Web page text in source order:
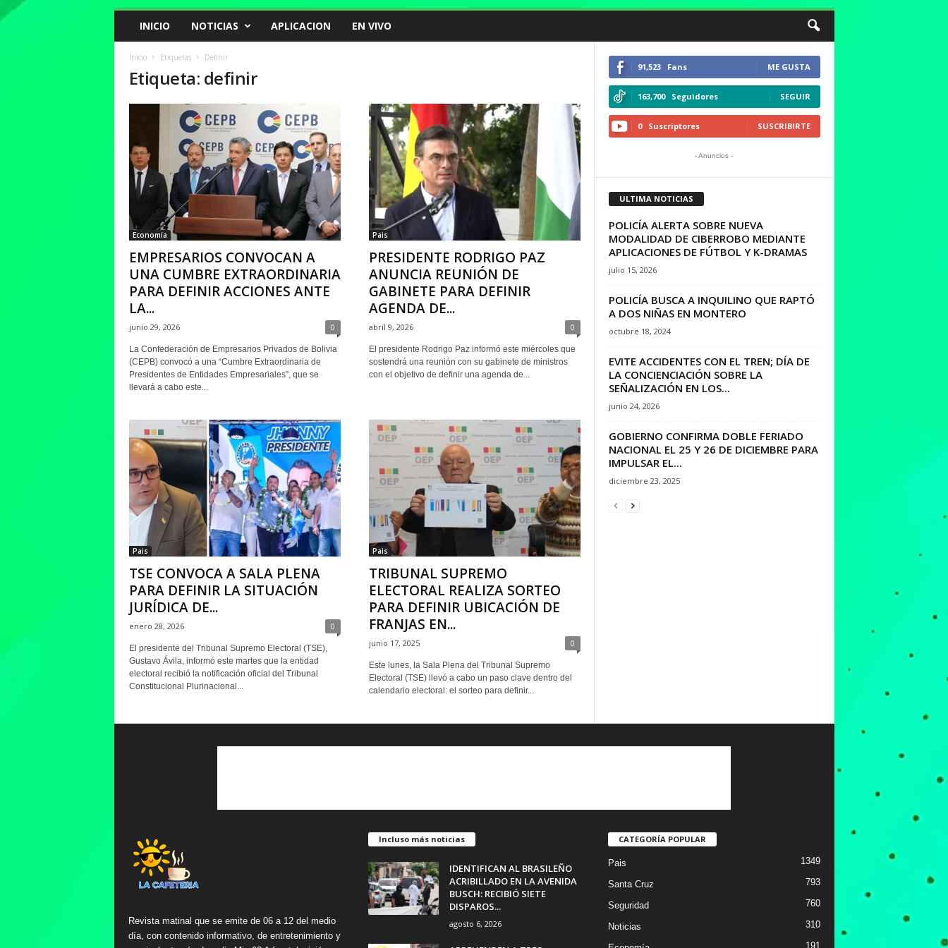
INICIO NOTICIAS APLICACION EN VIVO
Inicio Etiquetas Definir
Etiqueta: definir
Economía
EMPRESARIOS CONVOCAN A
UNA CUMBRE EXTRAORDINARIA
PARA DEFINIR ACCIONES ANTE
LA...
junio 29, 2026 0
La Confederación de Empresarios Privados de Bolivia
(CEPB) convocó a una “Cumbre Extraordinaria de
Presidentes de Entidades Empresariales”, que se
llevará a cabo este...
Pais
PRESIDENTE RODRIGO PAZ
ANUNCIA REUNIÓN DE
GABINETE PARA DEFINIR
AGENDA DE...
abril 9, 2026 0
El presidente Rodrigo Paz informó este miércoles que
sostendrá una reunión con su gabinete de ministros
con el objetivo de definir una agenda de...
Pais
TSE CONVOCA A SALA PLENA
PARA DEFINIR LA SITUACIÓN
JURÍDICA DE...
enero 28, 2026 0
El presidente del Tribunal Supremo Electoral (TSE),
Gustavo Ávila, informó este martes que la entidad
electoral recibió la notificación oficial del Tribunal
Constitucional Plurinacional...
Pais
TRIBUNAL SUPREMO
ELECTORAL REALIZA SORTEO
PARA DEFINIR UBICACIÓN DE
FRANJAS EN...
junio 17, 2025 0
Este lunes, la Sala Plena del Tribunal Supremo
Electoral (TSE) llevó a cabo un paso clave dentro del
calendario electoral: el sorteo para definir...
91,523 Fans ME GUSTA
163,700 Seguidores SEGUIR
0 Suscriptores SUSCRIBIRTE
- Anuncios -
ULTIMA NOTICIAS
POLICÍA ALERTA SOBRE NUEVA
MODALIDAD DE CIBERROBO MEDIANTE
APLICACIONES DE FÚTBOL Y K-DRAMAS
julio 15, 2026
POLICÍA BUSCA A INQUILINO QUE RAPTÓ
A DOS NIÑAS EN MONTERO
octubre 18, 2024
EVITE ACCIDENTES CON EL TREN; DÍA DE
LA CONCIENCIACIÓN SOBRE LA
SEÑALIZACIÓN EN LOS...
junio 24, 2026
GOBIERNO CONFIRMA DOBLE FERIADO
NACIONAL EL 25 Y 26 DE DICIEMBRE PARA
IMPULSAR EL...
diciembre 23, 2025
Revista matinal que se emite de 06 a 12 del medio
día, con contenido informativo, de entretenimiento y
Incluso más noticias
IDENTIFICAN AL BRASILEÑO
ACRIBILLADO EN LA AVENIDA
BUSCH: RECIBIÓ SIETE
DISPAROS...
agosto 6, 2026
CATEGORÍA POPULAR
Pais 1349
Santa Cruz 793
Seguridad 760
Noticias 310
191